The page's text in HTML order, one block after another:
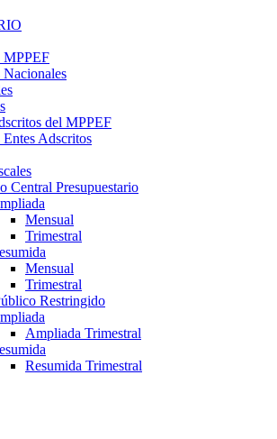
MPPEF
del MPPEF
Adscritos
Central Presupuestario
Mensual
Trimestral
Mensual
Trimestral
Restringido
Ampliada Trimestral
Resumida Trimestral